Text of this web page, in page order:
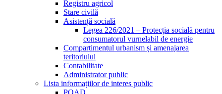
Registru agricol
Stare civilă
Asistență socială
Legea 226/2021 – Protecția socială pentru
consumatorul vurnelabil de energie
Compartimentul urbanism și amenajarea
teritoriului
Contabilitate
Administrator public
Lista informațiilor de interes public
POAD